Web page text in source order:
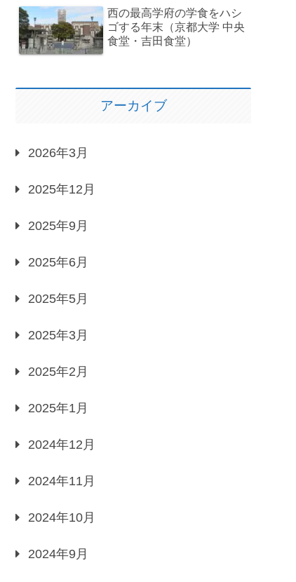
西の最高学府の学食をハシ
ゴする年末（京都大学 中央
食堂・吉田食堂）
アーカイブ
2026年3月
2025年12月
2025年9月
2025年6月
2025年5月
2025年3月
2025年2月
2025年1月
2024年12月
2024年11月
2024年10月
2024年9月